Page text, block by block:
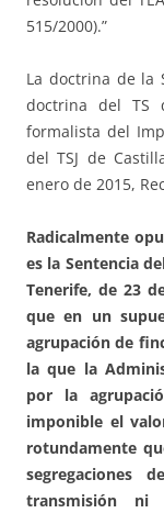
515/2000).”
La doctrina de la
doctrina del TS
formalista del
del TSJ de
enero de 2015,
Radicalmente
es la Sentencia
Tenerife, de 23
que en un
agrupación de
la que la
por la
imponible el
rotundamente
transmisión ni